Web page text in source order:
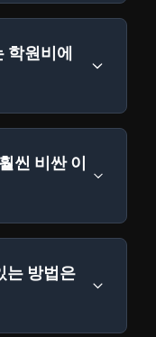
학원비에
씬 비싼 이
는 방법은